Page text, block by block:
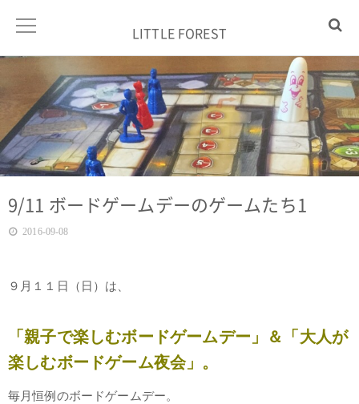
LITTLE FOREST
9/11 ボードゲームデーのゲームたち1
2016-09-08
９月１１日（日）は、
「親子で楽しむボードゲームデー」＆
「大人が
楽しむボードゲーム夜会」。
毎月恒例のボードゲームデー。